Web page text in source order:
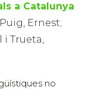
a Catalunya
Ernest;
i Trueta,
no